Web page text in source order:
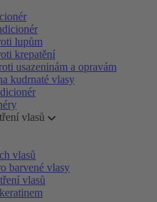
lupům
krepatění
usazeninám a opravám
kudrnaté vlasy
vlasů
vlasů
barvené vlasy
vlasů